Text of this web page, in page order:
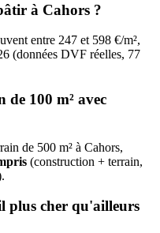
à Cahors ?
entre 247 et 598 €/m²,
(données DVF réelles, 77
de 100 m² avec
de 500 m² à Cahors,
(construction + terrain,
plus cher qu'ailleurs